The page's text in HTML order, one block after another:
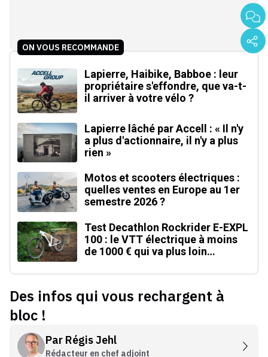
ON VOUS RECOMMANDE
Lapierre, Haibike, Babboe : leur
propriétaire s'effondre, que va-t-
il arriver à votre vélo ?
Lapierre lâché par Accell : « Il n'y
a plus d'actionnaire, il n'y a plus
rien »
Motos et scooters électriques :
quelles ventes en Europe au 1er
semestre 2026 ?
Test Decathlon Rockrider E-EXPL
100 : le VTT électrique à moins
de 1000 € qui va plus loin
Des infos qui vous rechargent à
bloc !
Par Régis Jehl
Rédacteur en chef adjoint